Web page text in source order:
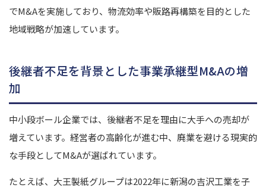
でM&Aを実施しており、物流効率や販路再構築を目的とした
地域戦略が加速しています。
後継者不足を背景とした事業承継型M&Aの増
加
中小段ボール企業では、後継者不足を理由に大手への売却が
増えています。経営者の高齢化が進む中、廃業を避ける現実的
な手段としてM&Aが選ばれています。
たとえば、大王製紙グループは2022年に新潟の吉沢工業を子